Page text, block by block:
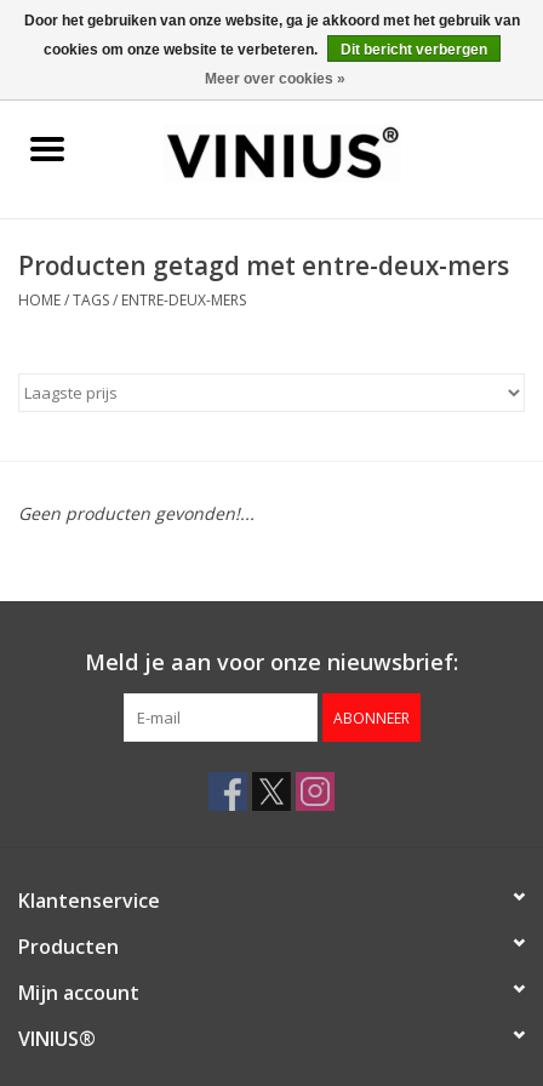
0 Artikelen - €0,00
Wijn per kleur/soort
Wijnproeverij
Wijnhuizen
Producten getagd met entre-deux-mers
HOME/TAGS/ ENTRE-DEUX-MERS
Geen producten gevonden!...
Meld je aan voor onze nieuwsbrief:
ABONNEER
Klantenservice
Producten
Mijn account
VINIUS®
Door het gebruiken van onze website, ga je akkoord met het gebruik van
cookies om onze website te verbeteren.
Dit bericht verbergen
Meer over cookies »